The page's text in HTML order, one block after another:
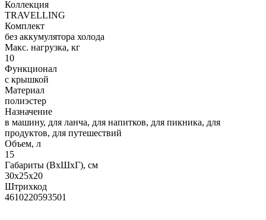
Коллекция
TRAVELLING
Комплект
без аккумулятора холода
Макс. нагрузка, кг
10
Функционал
с крышкой
Материал
полиэстер
Назначение
в машину, для ланча, для напитков, для пикника, для
продуктов, для путешествий
Объем, л
15
Габариты (ВхШхГ), см
30х25х20
Штрихкод
4610220593501